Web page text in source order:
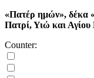
«Πατέρ ημών», δέκα
Πατρί, Υιώ και Αγίου
Counter: